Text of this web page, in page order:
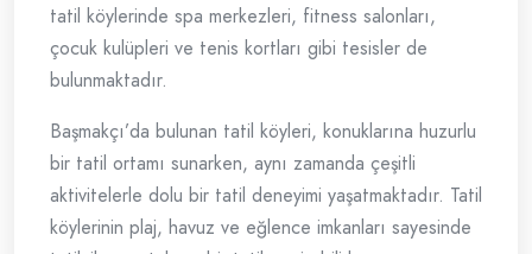
tatil köylerinde spa merkezleri, fitness salonları,
çocuk kulüpleri ve tenis kortları gibi tesisler de
bulunmaktadır.
Başmakçı’da bulunan tatil köyleri, konuklarına huzurlu
bir tatil ortamı sunarken, aynı zamanda çeşitli
aktivitelerle dolu bir tatil deneyimi yaşatmaktadır. Tatil
köylerinin plaj, havuz ve eğlence imkanları sayesinde